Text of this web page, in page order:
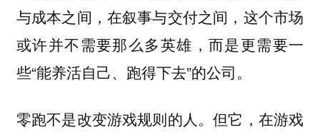
与成本之间，在叙事与交付之间，这个市场
或许并不需要那么多英雄，而是更需要一
些“能养活自己、跑得下去”的公司。
零跑不是改变游戏规则的人。但它，在游戏